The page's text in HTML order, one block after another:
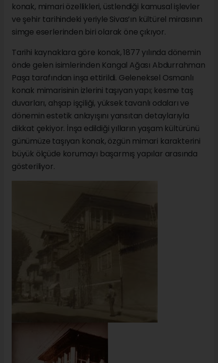
konak, mimari özellikleri, üstlendiği kamusal işlevler
ve şehir tarihindeki yeriyle Sivas’ın kültürel mirasının
simge eserlerinden biri olarak öne çıkıyor.
Tarihi kaynaklara göre konak, 1877 yılında dönemin
önde gelen isimlerinden Kangal Ağası Abdurrahman
Paşa tarafından inşa ettirildi. Geleneksel Osmanlı
konak mimarisinin izlerini taşıyan yapı; kesme taş
duvarları, ahşap işçiliği, yüksek tavanlı odaları ve
dönemin estetik anlayışını yansıtan detaylarıyla
dikkat çekiyor. İnşa edildiği yılların yaşam kültürünü
günümüze taşıyan konak, özgün mimari karakterini
büyük ölçüde korumayı başarmış yapılar arasında
gösteriliyor.